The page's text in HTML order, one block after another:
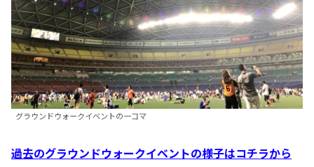
グラウンドウォークイベントの一コマ
過去のグラウンドウォークイベントの様子はコチラから